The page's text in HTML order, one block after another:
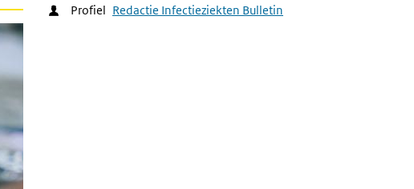
Profiel Redactie Infectieziekten Bulletin